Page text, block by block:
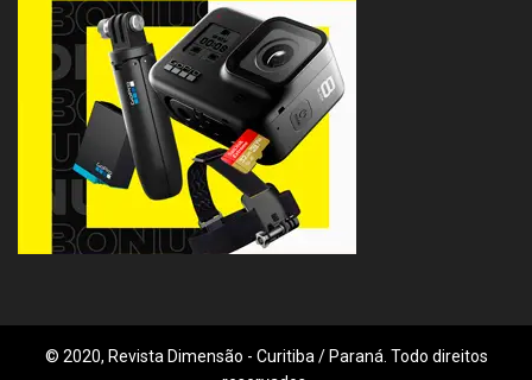
© 2020, Revista Dimensão - Curitiba / Paraná. Todo direitos